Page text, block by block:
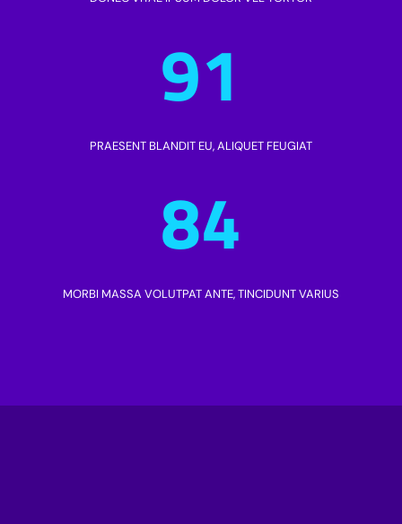
91
PRAESENT BLANDIT EU, ALIQUET FEUGIAT
84
MORBI MASSA VOLUTPAT ANTE, TINCIDUNT VARIUS